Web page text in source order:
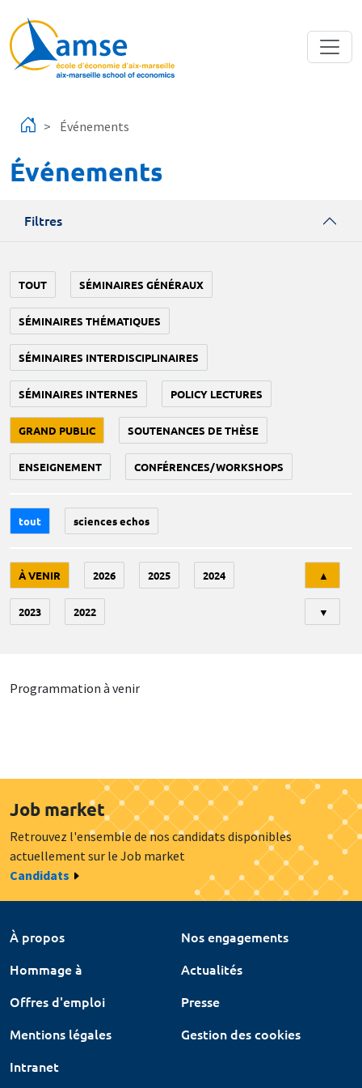
Événements
Événements
Filtres
TOUT SÉMINAIRES GÉNÉRAUX
SÉMINAIRES THÉMATIQUES
SÉMINAIRES INTERDISCIPLINAIRES
SÉMINAIRES INTERNES POLICY LECTURES
GRAND PUBLIC SOUTENANCES DE THÈSE
ENSEIGNEMENT CONFÉRENCES/WORKSHOPS
tout sciences echos
À VENIR 2026 2025 2024
2023 2022
▲
▼
Programmation à venir
Job market
Retrouvez l'ensemble de nos candidats disponibles
actuellement sur le Job market
Candidats
À propos
Nos engagements
Hommage à
Actualités
Offres d'emploi
Presse
Mentions légales
Gestion des cookies
Intranet